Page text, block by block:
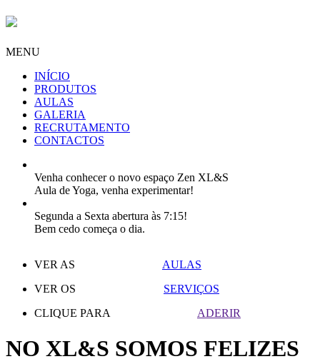
MENU
INÍCIO
PRODUTOS
AULAS
GALERIA
RECRUTAMENTO
CONTACTOS
Venha conhecer o novo espaço Zen XL&S
Aula de Yoga, venha experimentar!
Segunda a Sexta abertura às 7:15!
Bem cedo começa o dia.
VER AS
AULAS
VER OS
SERVIÇOS
CLIQUE PARA
ADERIR
NO XL&S SOMOS FELIZES